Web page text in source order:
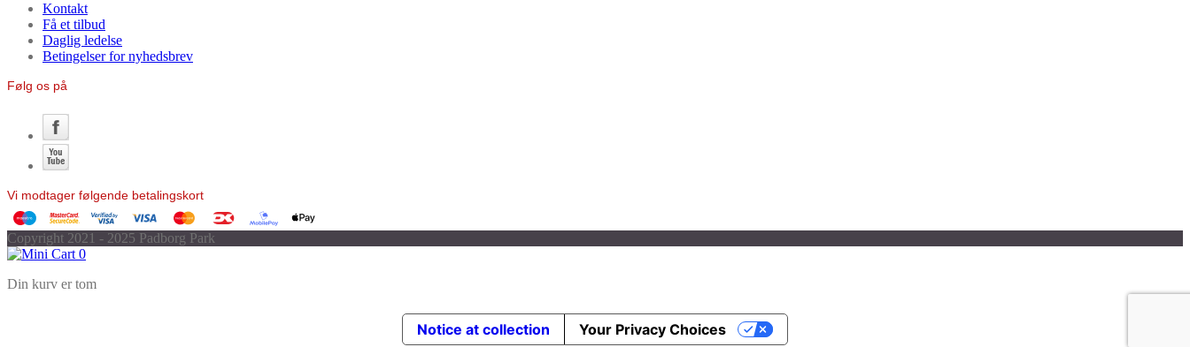
Kontakt
Få et tilbud
Daglig ledelse
Betingelser for nyhedsbrev
Følg os på
Vi modtager følgende betalingskort
Copyright 2021 - 2025 Padborg Park
0
Din kurv er tom
Notice at collection Your Privacy Choices